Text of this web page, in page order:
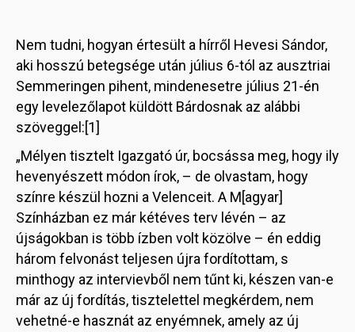
Nem tudni, hogyan értesült a hírről Hevesi Sándor,
aki hosszú betegsége után július 6-tól az ausztriai
Semmeringen pihent, mindenesetre július 21-én
egy levelezőlapot küldött Bárdosnak az alábbi
szöveggel:[1]
„Mélyen tisztelt Igazgató úr, bocsássa meg, hogy ily
hevenyészett módon írok, – de olvastam, hogy
színre készül hozni a Velenceit. A M[agyar]
Színházban ez már kétéves terv lévén – az
újságokban is több ízben volt közölve – én eddig
három felvonást teljesen újra fordítottam, s
minthogy az intervievből nem tűnt ki, készen van-e
már az új fordítás, tisztelettel megkérdem, nem
vehetné-e hasznát az enyémnek, amely az új